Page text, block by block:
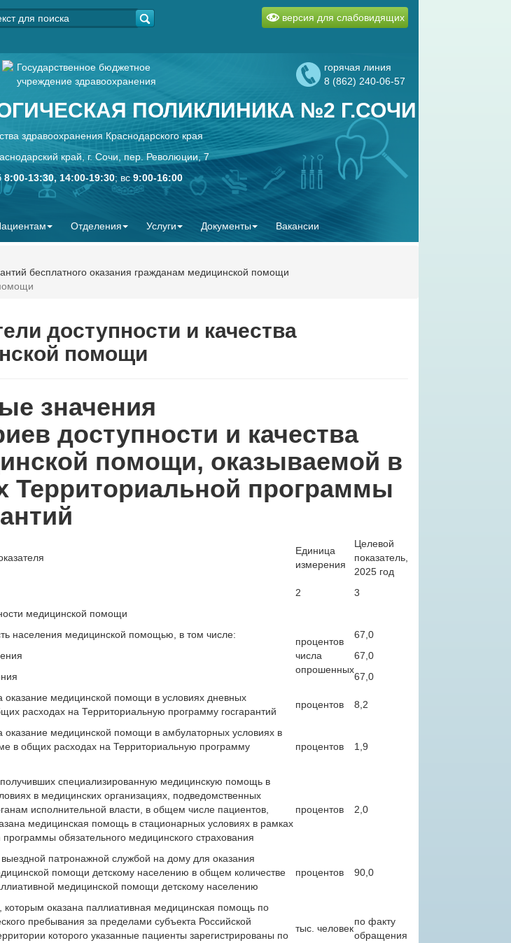
версия для слабовидящих
Государственное бюджетное
учреждение здравоохранения
горячая линия
8 (862) 240-06-57
ПОЛИКЛИНИКА №2 Г.СОЧИ
здравоохранения Краснодарского края
край, г. Сочи, пер. Революции, 7
8:00-13:30, 14:00-19:30; вс 9:00-16:00
Отделения Услуги Документы Вакансии
бесплатного оказания гражданам медицинской помощи
доступности и качества
помощи
значения
доступности и качества
помощи, оказываемой в
Территориальной программы
Единица
измерения
Целевой
показатель,
2025 год
2
3
медицинской помощи
населения медицинской помощью, в том числе:
процентов
числа
опрошенных
67,0
67,0
67,0
оказание медицинской помощи в условиях дневных
расходах на Территориальную программу госгарантий
процентов 8,2
оказание медицинской помощи в амбулаторных условиях в
в общих расходах на Территориальную программу
процентов 1,9
специализированную медицинскую помощь в
в медицинских организациях, подведомственных
исполнительной власти, в общем числе пациентов,
медицинская помощь в стационарных условиях в рамках
обязательного медицинского страхования
процентов 2,0
патронажной службой на дому для оказания
помощи детскому населению в общем количестве
медицинской помощи детскому населению
процентов 90,0
которым оказана паллиативная медицинская помощь по
пребывания за пределами субъекта Российской
которого указанные пациенты зарегистрированы по
тыс. человек
по факту
обращения